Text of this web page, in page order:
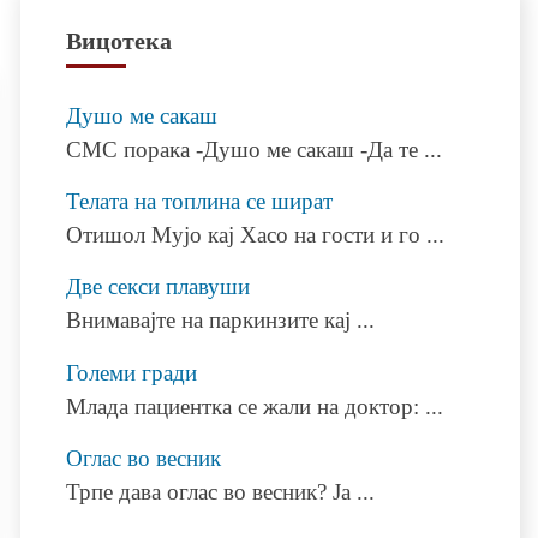
Вицотека
Душо ме сакаш
СМС порака -Душо ме сакаш -Да те ...
Телата на топлина се шират
Отишол Мујо кај Хасо на гости и го ...
Две секси плавуши
Внимавајте на паркинзите кај ...
Големи гради
Млада пациентка се жали на доктор: ...
Оглас во весник
Трпе дава оглас во весник? Ја ...